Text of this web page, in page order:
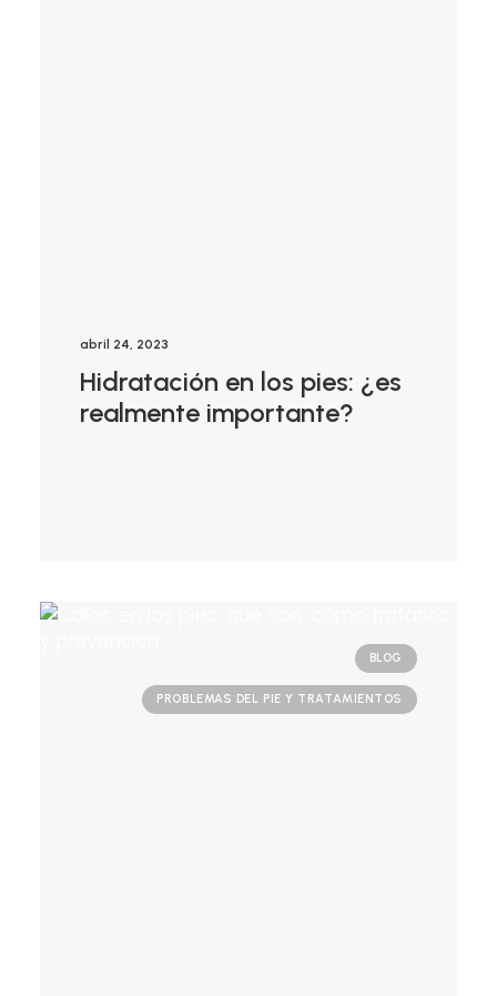
abril 24, 2023
Hidratación en los pies: ¿es
realmente importante?
BLOG
PROBLEMAS DEL PIE Y TRATAMIENTOS